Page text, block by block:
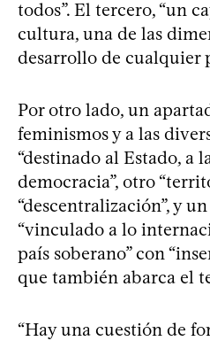
todos”. El tercero, “un
cultura, una de las
desarrollo de cualquier
Por otro lado, un
feminismos y a las
“destinado al Estado, a
democracia”, otro
“descentralización”, y
“vinculado a lo
país soberano” con
que también abarca el
“Hay una cuestión de